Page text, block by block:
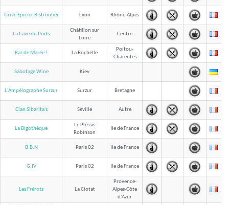
Grive Epicier Bistrootier Lyon Rhône-Alpes
La Cave du Puits
Châtillon sur
Loire
Centre
Raz de Marée ! La Rochelle
Poitou-
Charentes
Sabotage Wine Kiev
L'Ampélographe Surzur Surzur Bretagne
Clan Sibarita's Seville Autre
La Bigothèque
Le Plessis
Robinson
Ile de France
B.B.N Paris 02 Ile de France
G.IV Paris 02 Ile de France
Les Frérots La Ciotat
Provence-
Alpes-Côte
d'Azur